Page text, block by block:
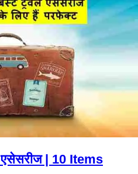
| 10 Items